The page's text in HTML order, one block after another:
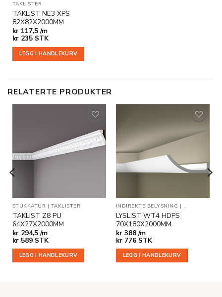
TAKLISTER
TAKLIST NE3 XPS
82X82X2000MM
kr117,5 /m
kr235 STK
LEGG I HANDLEKURV
RELATERTE PRODUKTER
Legg til
i
ønskeliste
STUKKATUR | TAKLISTER
TAKLIST Z8 PU
64X27X2000MM
kr294,5 /m
kr589 STK
LEGG I HANDLEKURV
Legg til
INDIREKTE BELYSNING | TAKLISTER
LYSLIST WT4 HDPS
70X180X2000MM
kr388 /m
kr776 STK
LEGG I HANDLEKURV
OG DEKORLISTER